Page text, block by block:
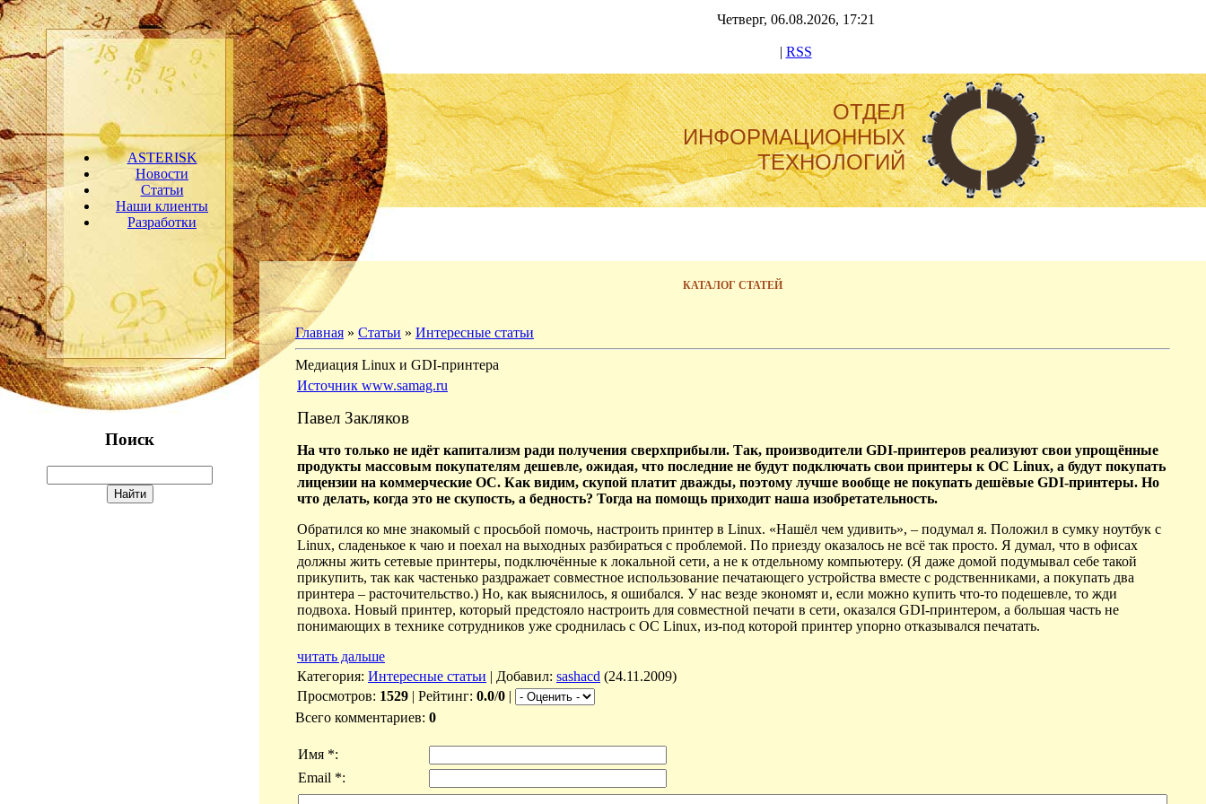
ASTERISK
Новости
Статьи
Наши клиенты
Разработки
Поиск
Четверг, 06.08.2026, 17:21
| RSS
ОТДЕЛ
ИНФОРМАЦИОННЫХ
ТЕХНОЛОГИЙ
КАТАЛОГ СТАТЕЙ
Главная » Статьи » Интересные статьи
Медиация Linux и GDI-принтера
Источник www.samag.ru
Павел Закляков
На что только не идёт капитализм ради получения сверхприбыли. Так, производители GDI-принтеров реализуют свои упрощённые
продукты массовым покупателям дешевле, ожидая, что последние не будут подключать свои принтеры к ОС Linux, а будут покупать
лицензии на коммерческие ОС. Как видим, скупой платит дважды, поэтому лучше вообще не покупать дешёвые GDI-принтеры. Но
что делать, когда это не скупость, а бедность? Тогда на помощь приходит наша изобретательность.
Обратился ко мне знакомый с просьбой помочь, настроить принтер в Linux. «Нашёл чем удивить», – подумал я. Положил в сумку ноутбук с
Linux, сладенькое к чаю и поехал на выходных разбираться с проблемой. По приезду оказалось не всё так просто. Я думал, что в офисах
должны жить сетевые принтеры, подключённые к локальной сети, а не к отдельному компьютеру. (Я даже домой подумывал себе такой
прикупить, так как частенько раздражает совместное использование печатающего устройства вместе с родственниками, а покупать два
принтера – расточительство.) Но, как выяснилось, я ошибался. У нас везде экономят и, если можно купить что-то подешевле, то жди
подвоха. Новый принтер, который предстояло настроить для совместной печати в сети, оказался GDI-принтером, а большая часть не
понимающих в технике сотрудников уже сроднилась с ОС Linux, из-под которой принтер упорно отказывался печатать.
читать дальше
Категория: Интересные статьи | Добавил: sashacd (24.11.2009)
Просмотров: 1529 | Рейтинг: 0.0/0 |
Всего комментариев: 0
Имя *:
Email *: